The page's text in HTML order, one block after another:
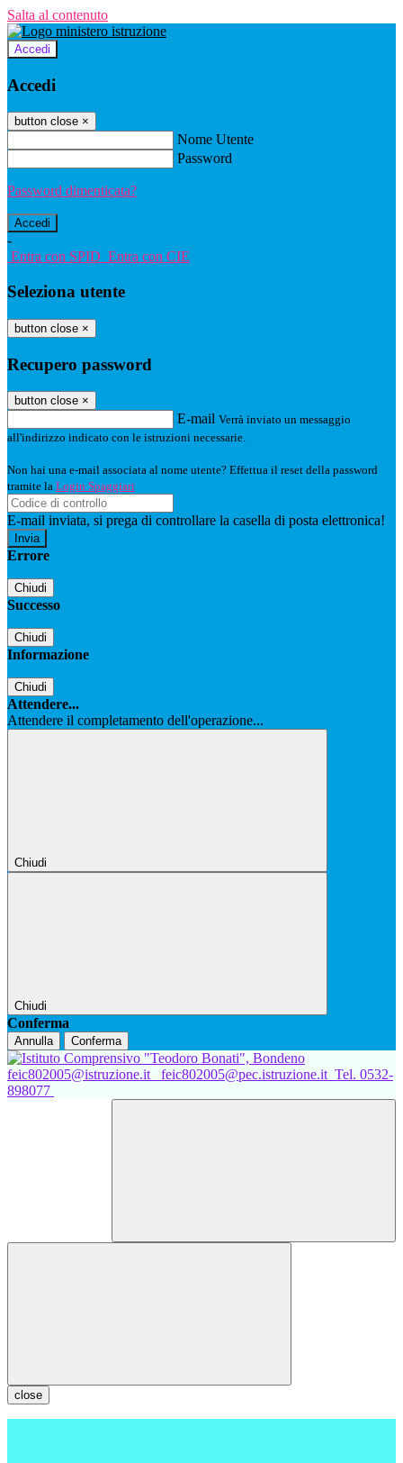
Salta al contenuto
Accedi
Accedi
button close ×
Nome Utente
Password
Password dimenticata?
-
Entra con SPID Entra con CIE
Seleziona utente
button close ×
Recupero password
button close ×
E-mail Verrà inviato un messaggio
all'indirizzo indicato con le istruzioni necessarie.
Non hai una e-mail associata al nome utente? Effettua il reset della password
tramite la Login Spaggiari
E-mail inviata, si prega di controllare la casella di posta elettronica!
Errore
Chiudi
Successo
Chiudi
Informazione
Chiudi
Attendere...
Attendere il completamento dell'operazione...
Chiudi
Chiudi
Conferma
Annulla Conferma
feic802005@istruzione.it feic802005@pec.istruzione.it Tel. 0532-
898077
close